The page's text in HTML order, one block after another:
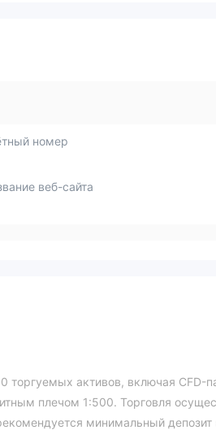
номер
веб-сайта
торгуемых активов, включая CFD-
плечом 1:500. Торговля
минимальный